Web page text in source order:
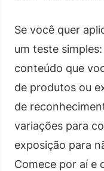
Se você quer
um teste
conteúdo que
de produtos ou
de
variações para
exposição para
Comece por aí e